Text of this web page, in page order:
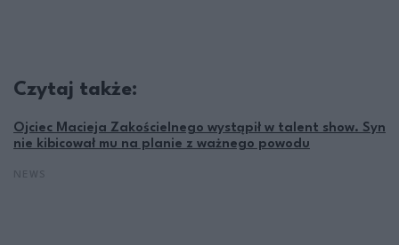
Czytaj także:
Ojciec Macieja Zakościelnego wystąpił w talent show. Syn
nie kibicował mu na planie z ważnego powodu